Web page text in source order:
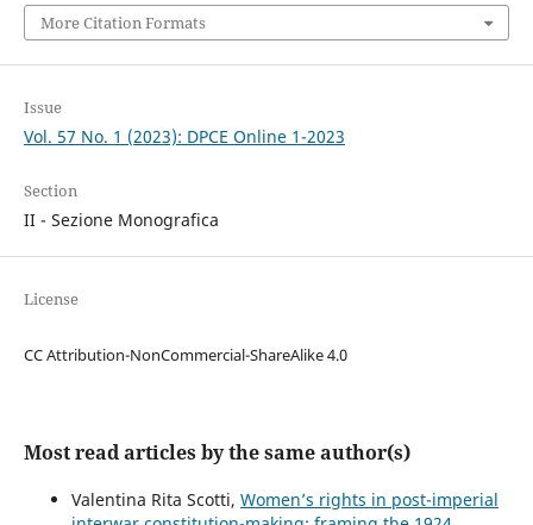
More Citation Formats
Issue
Vol. 57 No. 1 (2023): DPCE Online 1-2023
Section
II - Sezione Monografica
License
CC Attribution-NonCommercial-ShareAlike 4.0
Most read articles by the same author(s)
Valentina Rita Scotti, Women’s rights in post-imperial